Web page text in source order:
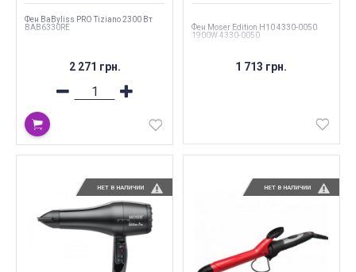
Фен BaByliss PRO Tiziano 2300 Вт
BAB6330RE
2 271 грн.
Фен Moser Edition H10 4330-0050
1900W 4330-0050
1 713 грн.
НЕТ В НАЛИЧИИ НЕТ В НАЛИЧИИ